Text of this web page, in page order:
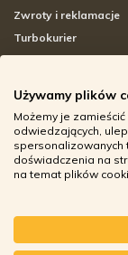
Zwroty i reklamacje
Turbokurier
Adresy sklepów
Godziny otwarcia
Aplikacja zoozone.pl
Zwroty i reklamacje
Używamy plików
Możemy je
odwiedzających,
spersonalizowanych
doświadczenia na
na temat plików